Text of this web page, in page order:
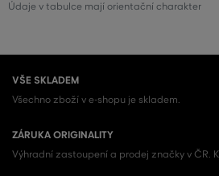
Údaje v tabulce mají orientační charakter
VŠE SKLADEM
Všechno zboží v e-shopu je skladem.
ZÁRUKA ORIGINALITY
Výhradní zastoupení a prodej značky v ČR.